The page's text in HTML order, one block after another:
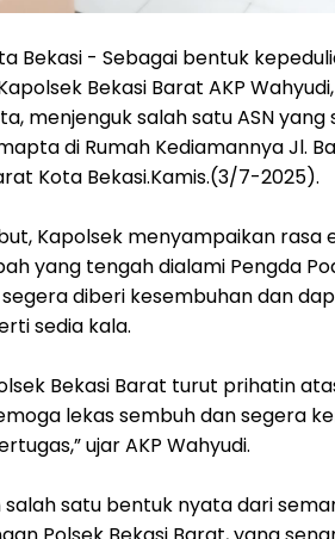
Bekasi - Sebagai bentuk
Bekasi Barat AKP Wahyudi,
menjenguk salah satu ASN
di Rumah Kediamannya Jl.
Kota Bekasi.Kamis.(3/7-2025).
Kapolsek menyampaikan rasa
yang tengah dialami Pengda
diberi kesembuhan dan
sedia kala.
Bekasi Barat turut prihatin
lekas sembuh dan segera
ujar AKP Wahyudi.
satu bentuk nyata dari